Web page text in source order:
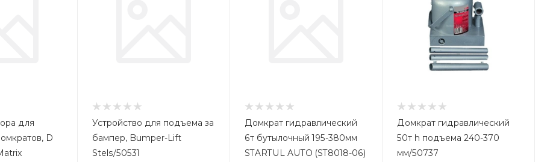
для
D
Устройство для подъема за
бампер, Bumper-Lift
Stels/50531
Домкрат гидравлический
6т бутылочный 195-380мм
STARTUL AUTO (ST8018-06)
Домкрат гидравлический
50т h подъема 240-370
мм/50737